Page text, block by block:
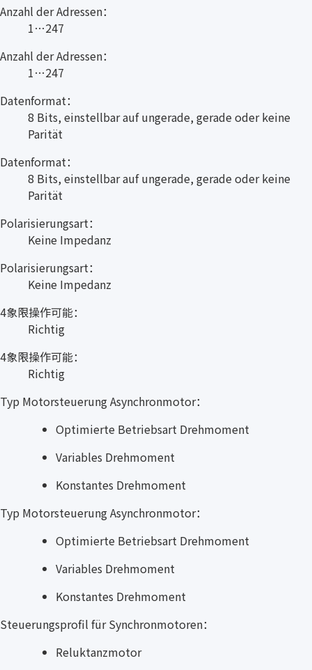
Anzahl der Adressen：
1…247
Anzahl der Adressen：
1…247
Datenformat：
8 Bits, einstellbar auf ungerade, gerade oder keine
Parität
Datenformat：
8 Bits, einstellbar auf ungerade, gerade oder keine
Parität
Polarisierungsart：
Keine Impedanz
Polarisierungsart：
Keine Impedanz
4象限操作可能：
Richtig
4象限操作可能：
Richtig
Typ Motorsteuerung Asynchronmotor：
Optimierte Betriebsart Drehmoment
Variables Drehmoment
Konstantes Drehmoment
Typ Motorsteuerung Asynchronmotor：
Optimierte Betriebsart Drehmoment
Variables Drehmoment
Konstantes Drehmoment
Steuerungsprofil für Synchronmotoren：
Reluktanzmotor